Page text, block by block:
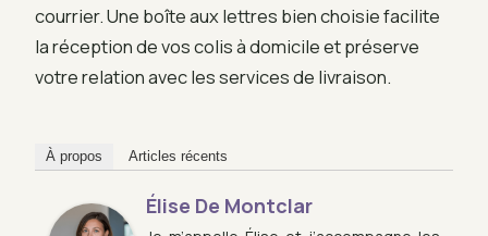
courrier. Une boîte aux lettres bien choisie facilite
la réception de vos colis à domicile et préserve
votre relation avec les services de livraison.
À propos Articles récents
Élise De Montclar